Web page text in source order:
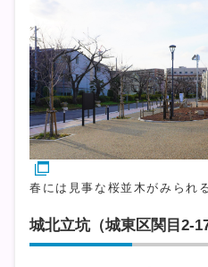
春には見事な桜並木がみられ
城北立坑（城東区関目2-17